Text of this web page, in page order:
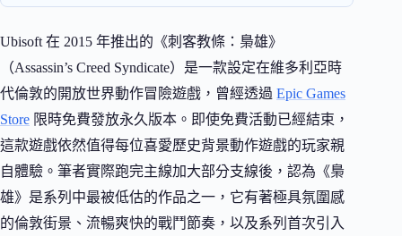
Ubisoft 在 2015 年推出的《刺客教條：梟雄》
（Assassin’s Creed Syndicate）是一款設定在維多利亞時
代倫敦的開放世界動作冒險遊戲，曾經透過 Epic Games
Store 限時免費發放永久版本。即使免費活動已經結束，
這款遊戲依然值得每位喜愛歷史背景動作遊戲的玩家親
自體驗。筆者實際跑完主線加大部分支線後，認為《梟
雄》是系列中最被低估的作品之一，它有著極具氛圍感
的倫敦街景、流暢爽快的戰鬥節奏，以及系列首次引入